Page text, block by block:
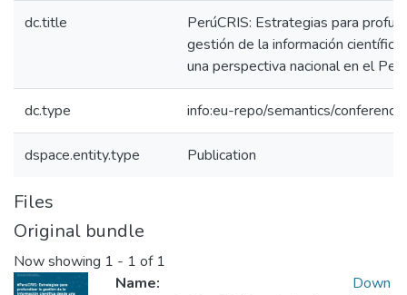
dc.title
PerúCRIS: Estrategias para
gestión de la información científica
una perspectiva nacional en el Perú
dc.type info:eu-repo/semantics/
dspace.entity.type Publication
Files
Original bundle
Now showing 1 - 1 of 1
Name:
Down